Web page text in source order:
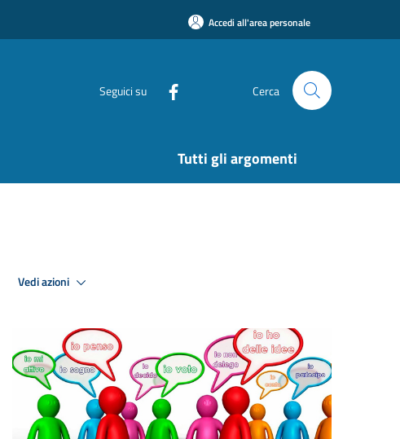
Accedi all'area personale
Seguici su Cerca
Tutti gli argomenti
Vedi azioni